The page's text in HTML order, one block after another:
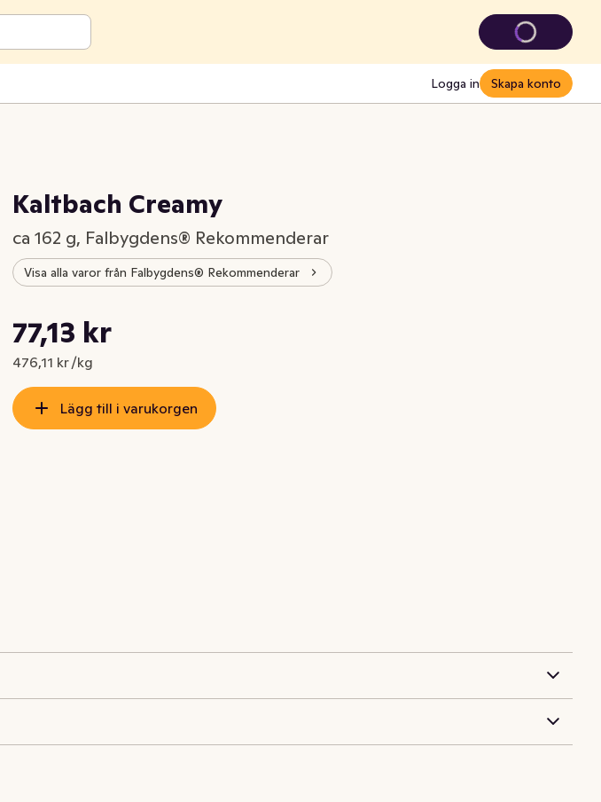
Logga in Skapa konto
Kaltbach Creamy
ca 162 g, Falbygdens® Rekommenderar
Visa alla varor från Falbygdens® Rekommenderar
Nuvarande pris är: 77,13 kr
77,13 kr
476,11 kr /kg
Styckpris: 476,11 kr /kg
Lägg till i varukorgen